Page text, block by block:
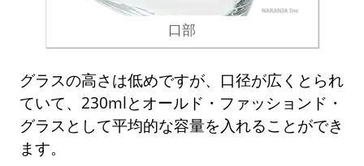
口部
グラスの高さは低めですが、口径が広くとられ
ていて、230mlとオールド・ファッションド・
グラスとして平均的な容量を入れることができ
ます。